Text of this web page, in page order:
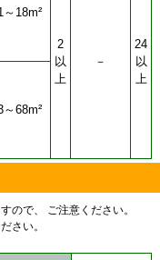
18m²
2
以
上
－
24
以
上
68m²
ので、 ご注意ください。
さい。